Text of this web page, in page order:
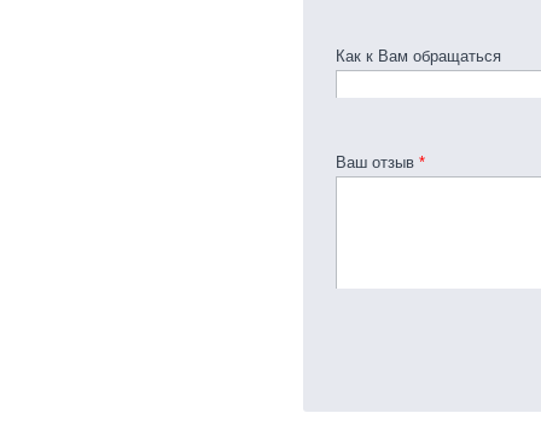
Как к Вам обращаться
Ваш отзыв *